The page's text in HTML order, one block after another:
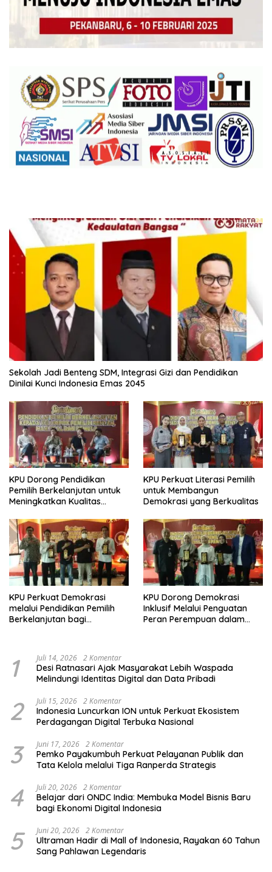
Sekolah Jadi Benteng SDM, Integrasi Gizi dan Pendidikan
Dinilai Kunci Indonesia Emas 2045
KPU Dorong Pendidikan
Pemilih Berkelanjutan untuk
Meningkatkan Kualitas
KPU Perkuat Literasi Pemilih
untuk Membangun
Demokrasi yang Berkualitas
KPU Perkuat Demokrasi
melalui Pendidikan Pemilih
Berkelanjutan bagi
KPU Dorong Demokrasi
Inklusif Melalui Penguatan
Peran Perempuan dalam
1 Juli 14, 2026 2 Komentar
Desi Ratnasari Ajak Masyarakat Lebih Waspada
Melindungi Identitas Digital dan Data Pribadi
2 Juli 15, 2026 2 Komentar
Indonesia Luncurkan ION untuk Perkuat Ekosistem
Perdagangan Digital Terbuka Nasional
3 Juni 17, 2026 2 Komentar
Pemko Payakumbuh Perkuat Pelayanan Publik dan
Tata Kelola melalui Tiga Ranperda Strategis
4 Juli 20, 2026 2 Komentar
Belajar dari ONDC India: Membuka Model Bisnis Baru
bagi Ekonomi Digital Indonesia
5 Juni 20, 2026 2 Komentar
Ultraman Hadir di Mall of Indonesia, Rayakan 60 Tahun
Sang Pahlawan Legendaris